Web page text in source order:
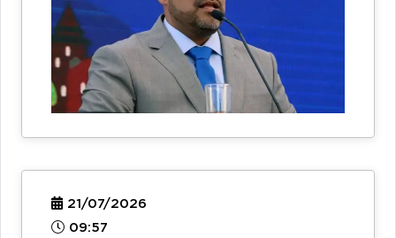
21/07/2026
09:57